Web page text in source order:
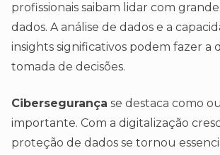
profissionais saibam lidar com
dados. A análise de dados e a
insights significativos podem fazer a
tomada de decisões.
Cibersegurança se destaca como
importante. Com a digitalização
proteção de dados se tornou